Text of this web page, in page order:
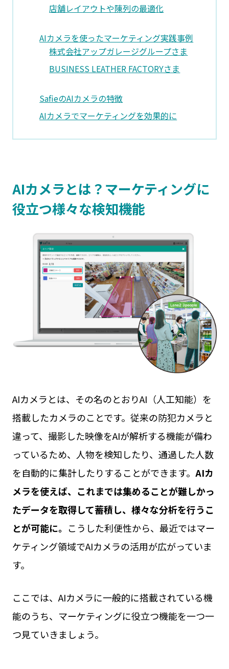
店舗レイアウトや陳列の最適化
AIカメラを使ったマーケティング実践事例
株式会社アップガレージグループさま
BUSINESS LEATHER FACTORYさま
SafieのAIカメラの特徴
AIカメラでマーケティングを効果的に
AIカメラとは？マーケティングに
役立つ様々な検知機能
AIカメラとは、その名のとおりAI（人工知能）を
搭載したカメラのことです。従来の防犯カメラと
違って、撮影した映像をAIが解析する機能が備わ
っているため、人物を検知したり、通過した人数
を自動的に集計したりすることができます。 AIカ
メラを使えば、これまでは集めることが難しかっ
たデータを取得して蓄積し、様々な分析を行うこ
とが可能に。 こうした利便性から、最近ではマー
ケティング領域でAIカメラの活用が広がっていま
す。
ここでは、AIカメラに一般的に搭載されている機
能のうち、マーケティングに役立つ機能を一つ一
つ見ていきましょう。